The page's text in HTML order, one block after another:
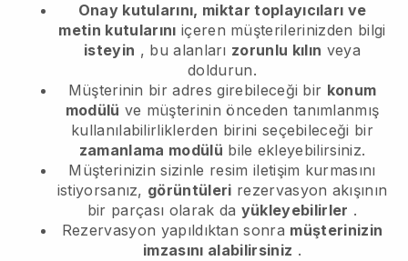
Onay kutularını, miktar toplayıcıları ve
metin kutularını içeren müşterilerinizden bilgi
isteyin , bu alanları zorunlu kılın veya
doldurun.
Müşterinin bir adres girebileceği bir konum
modülü ve müşterinin önceden tanımlanmış
kullanılabilirliklerden birini seçebileceği bir
zamanlama modülü bile ekleyebilirsiniz.
Müşterinizin sizinle resim iletişim kurmasını
istiyorsanız, görüntüleri rezervasyon akışının
bir parçası olarak da yükleyebilirler .
Rezervasyon yapıldıktan sonra müşterinizin
imzasını alabilirsiniz .